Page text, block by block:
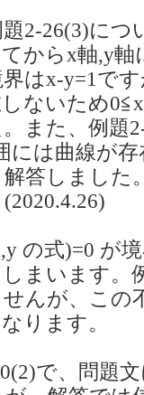
題2-26(3)に
からx軸,y
はx-y=1で
ないため
また、例題
には曲線が
答しました
の式)=0 が
まいます。
んが、この
ります。
で、問題